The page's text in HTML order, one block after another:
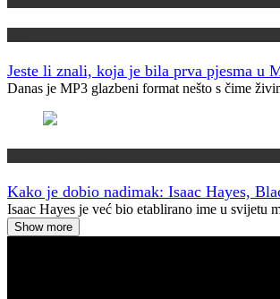
Jeste li znali, koja je bila prva pjesma u
Danas je MP3 glazbeni format nešto s čime
Kako je dobio nadimak: Isaac Hayes,
Isaac Hayes je već bio etablirano ime u svijetu
Show more